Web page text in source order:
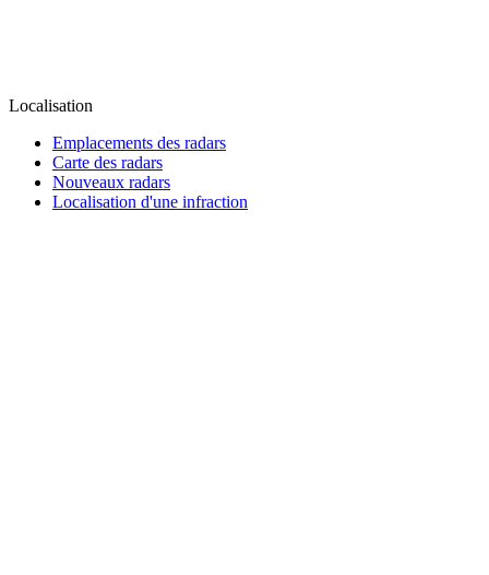
Localisation
Emplacements des radars
Carte des radars
Nouveaux radars
Localisation d'une infraction